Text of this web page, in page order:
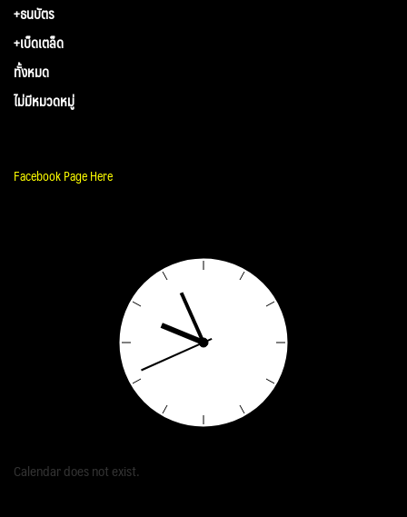
+ธนบัตร
+เบ็ดเตล็ด
ทั้งหมด
ไม่มีหมวดหมู่
Facebook Page Here
Calendar does not exist.